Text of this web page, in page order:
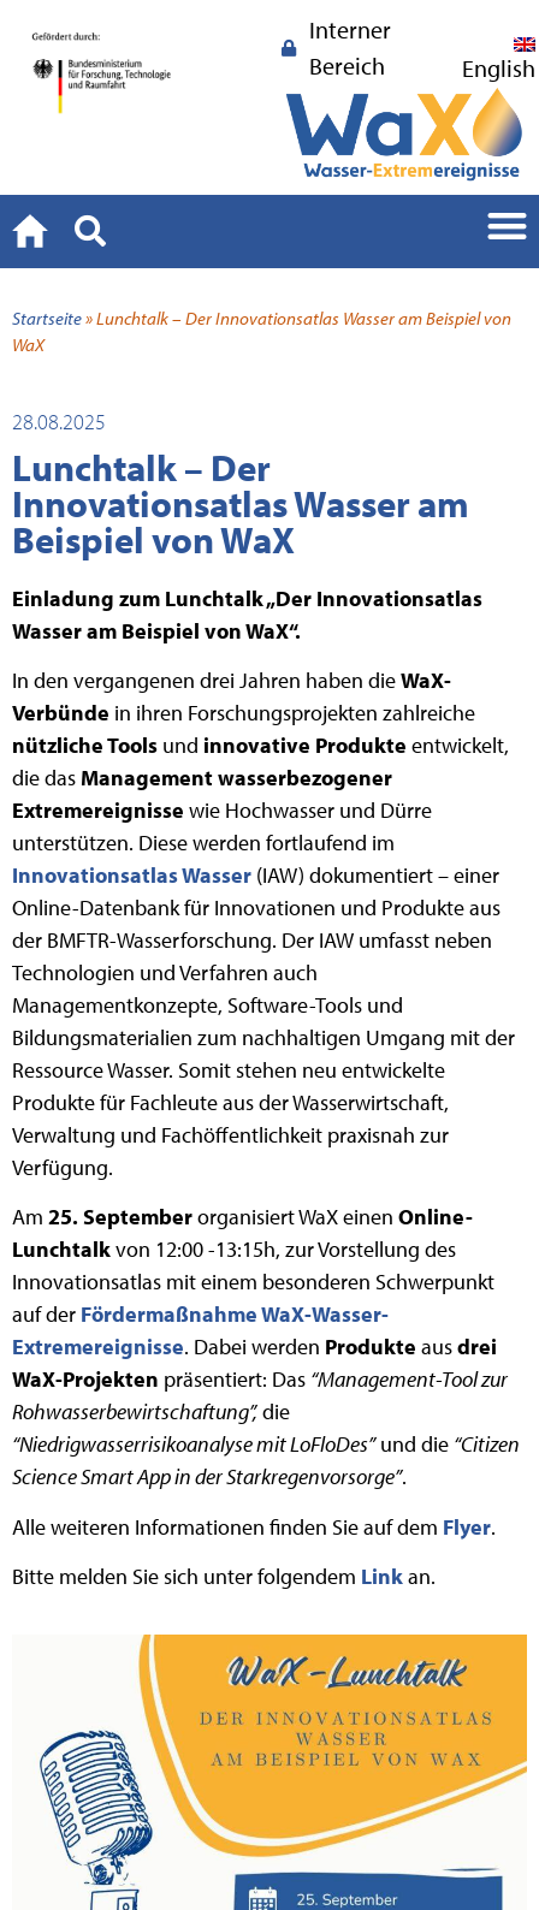
Interner
Bereich
English
Startseite»Lunchtalk – Der Innovationsatlas Wasser am Beispiel von
WaX
28.08.2025
Lunchtalk – Der
Innovationsatlas Wasser am
Beispiel von WaX
Einladung zum Lunchtalk „Der Innovationsatlas
Wasser am Beispiel von WaX“.
In den vergangenen drei Jahren haben dieWaX-
Verbünde in ihren Forschungsprojekten zahlreiche
nützliche Tools und innovative Produkte entwickelt,
die das Management wasserbezogener
Extremereignisse wie Hochwasser und Dürre
unterstützen. Diese werden fortlaufend im
Innovationsatlas Wasser (IAW) dokumentiert – einer
Online-Datenbank für Innovationen und Produkte aus
der BMFTR-Wasserforschung. Der IAW umfasst neben
Technologien und Verfahren auch
Managementkonzepte, Software-Tools und
Bildungsmaterialien zum nachhaltigen Umgang mit der
Ressource Wasser. Somit stehen neu entwickelte
Produkte für Fachleute aus der Wasserwirtschaft,
Verwaltung und Fachöffentlichkeit praxisnah zur
Verfügung.
Am 25. Septemberorganisiert WaX einen Online-
Lunchtalkvon 12:00 -13:15h, zur Vorstellung des
Innovationsatlas mit einem besonderen Schwerpunkt
auf der Fördermaßnahme WaX-Wasser-
Extremereignisse. Dabei werden Produkte ausdrei
WaX-Projekten präsentiert: Das “Management-Tool zur
Rohwasserbewirtschaftung”,die
“Niedrigwasserrisikoanalyse mit LoFloDes”und die “Citizen
Science Smart App in der Starkregenvorsorge”.
Alle weiteren Informationen finden Sie auf dem Flyer.
Bitte melden Sie sich unter folgendem Linkan.